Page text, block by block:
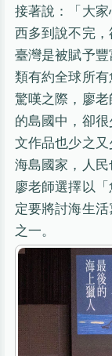
接著說：「大
西多到說不完
臺灣是被賦予
類有約全球所
驚嘆之際，廖
的島國中，卻
文作品也少之
海島國家，人
廖老師選擇以
定要將討海生
之一。